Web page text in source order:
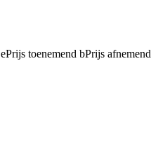
ePrijs toenemend bPrijs afnemend